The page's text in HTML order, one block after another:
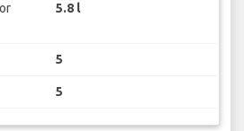
5.8 l
5
5